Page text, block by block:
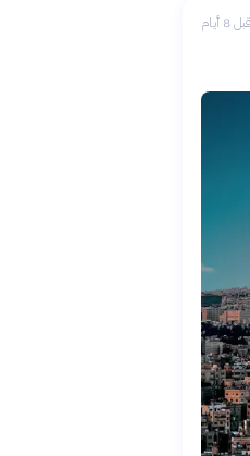
قبل 8 أيام